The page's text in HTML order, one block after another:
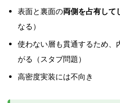
表面と裏面の両側を占有して
なる）
使わない層も貫通するため、
がる（スタブ問題）
高密度実装には不向き